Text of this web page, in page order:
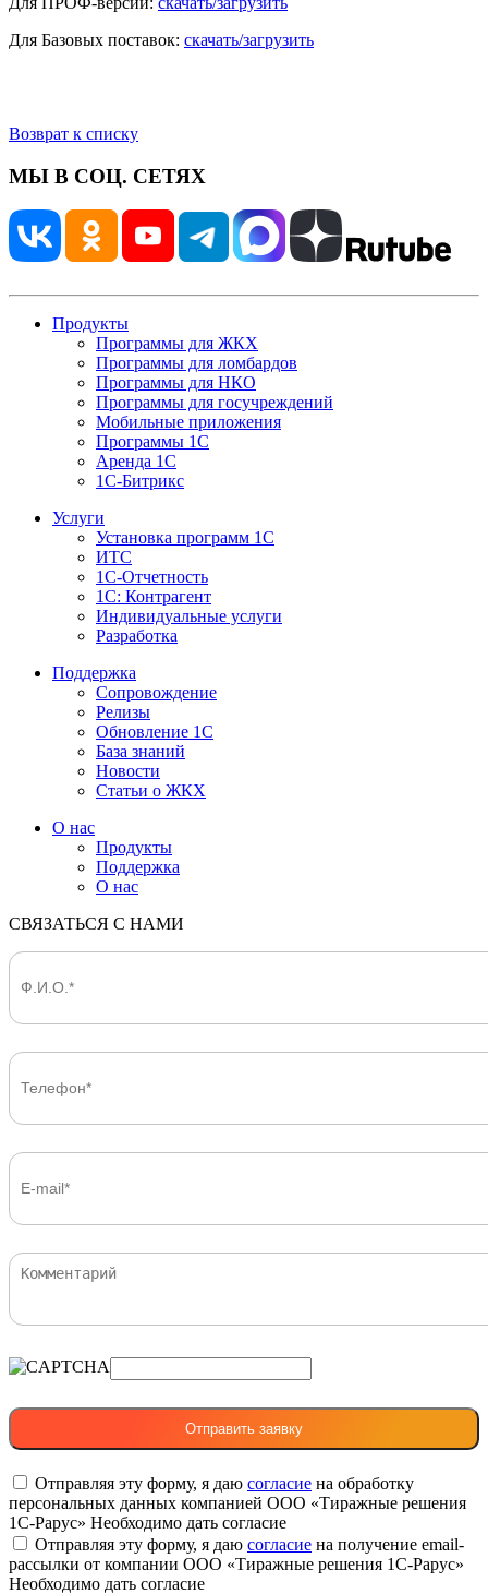
Для Базовых поставок: скачать/загрузить
Возврат к списку
МЫ В СОЦ. СЕТЯХ
Продукты
Программы для ЖКХ
Программы для ломбардов
Программы для НКО
Программы для госучреждений
Мобильные приложения
Программы 1С
Аренда 1С
1С-Битрикс
Услуги
Установка программ 1С
ИТС
1С-Отчетность
1С: Контрагент
Индивидуальные услуги
Разработка
Поддержка
Сопровождение
Релизы
Обновление 1С
База знаний
Новости
Статьи о ЖКХ
О нас
Продукты
Поддержка
О нас
СВЯЗАТЬСЯ С НАМИ
Отправляя эту форму, я даю согласие на обработку
персональных данных компанией ООО «Тиражные решения
1С-Рарус» Необходимо дать согласие
Отправляя эту форму, я даю согласие на получение email-
рассылки от компании ООО «Тиражные решения 1С-Рарус»
Необходимо дать согласие